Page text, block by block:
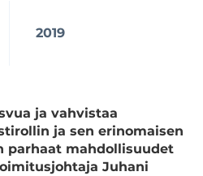
2019
ja vahvistaa
ja sen erinomaisen
parhaat mahdollisuudet
Juhani